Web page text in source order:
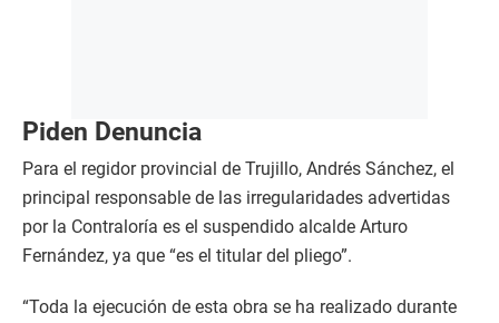
Piden Denuncia
Para el regidor provincial de Trujillo, Andrés Sánchez, el
principal responsable de las irregularidades advertidas
por la Contraloría es el suspendido alcalde Arturo
Fernández, ya que “es el titular del pliego”.
“Toda la ejecución de esta obra se ha realizado durante